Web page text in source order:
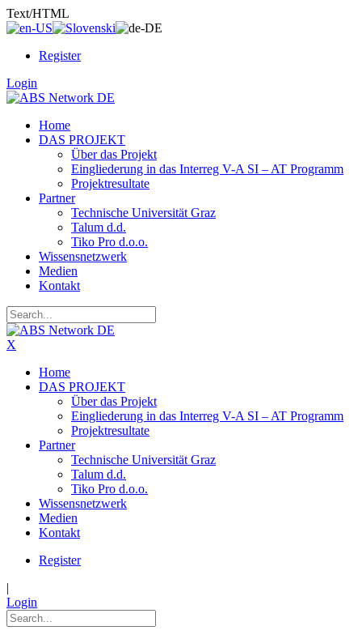
Text/HTML
Register
Login
Home
DAS PROJEKT
Über das Projekt
Eingliederung in das Interreg V-A SI – AT Programm
Projektresultate
Partner
Technische Universität Graz
Talum d.d.
Tiko Pro d.o.o.
Wissensnetzwerk
Medien
Kontakt
X
Home
DAS PROJEKT
Über das Projekt
Eingliederung in das Interreg V-A SI – AT Programm
Projektresultate
Partner
Technische Universität Graz
Talum d.d.
Tiko Pro d.o.o.
Wissensnetzwerk
Medien
Kontakt
Register
|
Login